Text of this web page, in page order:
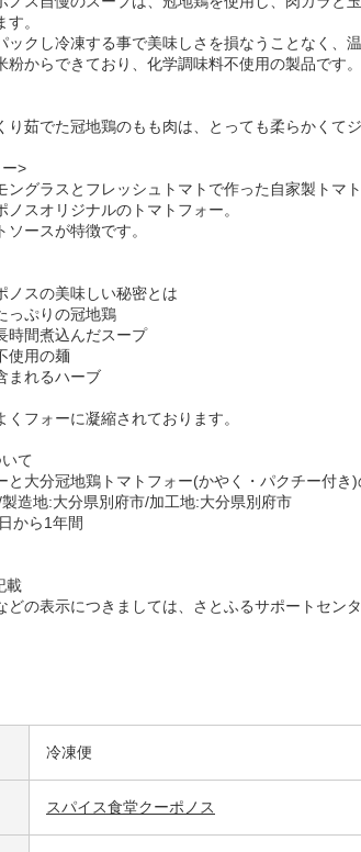
。
ックし冷凍する事で美味しさを損なうことなく、
粉からできており、化学調味料不使用の製品です。
り茹でた冠地鶏のもも肉は、とっても柔らかくて
>
ングラスとフレッシュトマトで作った自家製トマ
ノスオリジナルのトマトフォー。
ースが特徴です。
ノスの美味しい秘密とは
っぷりの冠地鶏
時間煮込んだスープ
使用の麺
まれるハーブ
くフォーに凝縮されております。
て
と大分冠地鶏トマトフォー(かやく・パクチー付
地:大分県別府市/加工地:大分県別府市
ら1年間
載
の表示につきましては、さとふるサポートセン
冷凍便
スパイス食堂クーポノス